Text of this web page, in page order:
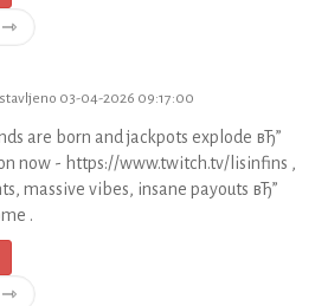
⇾
03-04-2026 09:17:00
are born and jackpots explode вЂ”
now - https://www.twitch.tv/lisinfins ,
massive vibes, insane payouts вЂ”
.
⇾